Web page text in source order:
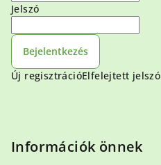
Jelszó
Bejelentkezés
Új regisztrációElfelejtett jelszó
Információk önnek